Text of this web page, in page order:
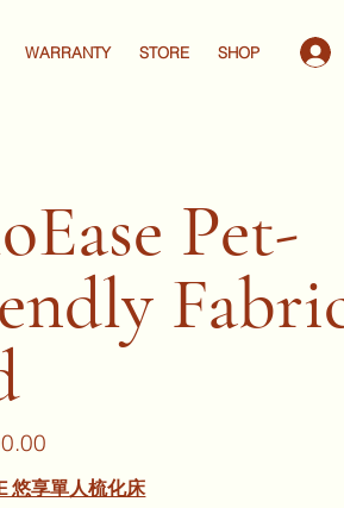
WARRANTY STORE SHOP
Pet-
悠享單人梳化床